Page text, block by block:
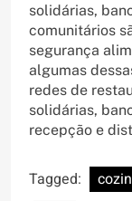
solidárias,
comunitários
segurança
algumas
redes de
solidárias,
recepção e
Tagged: